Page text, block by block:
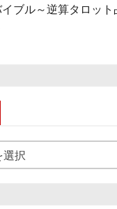
ブル～逆算タロッ